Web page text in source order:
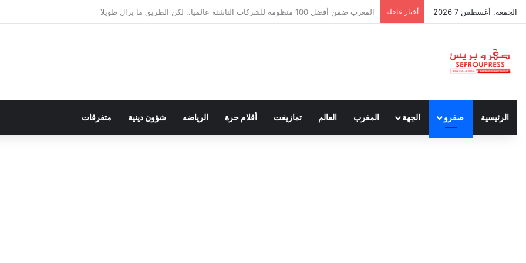
الجمعة, أغسطس 7 2026 أخبار عاجلة سبتة ومليلية… حين يتحدث أنصار الديمقراطية بلسان الاستعمار
الرئيسية صفرو الجهة المغرب العالم تمازيغت أقلام حرة الرياضه شؤون دينية متفرقات